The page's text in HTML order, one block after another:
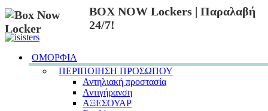
BOX NOW Lockers | Παραλαβή
24/7!
ΟΜΟΡΦΙΑ
ΠΕΡΙΠΟΙΗΣΗ ΠΡΟΣΩΠΟΥ
Αντηλιακή προστασία
Αντιγήρανση
ΑΞΕΣΟΥΑΡ